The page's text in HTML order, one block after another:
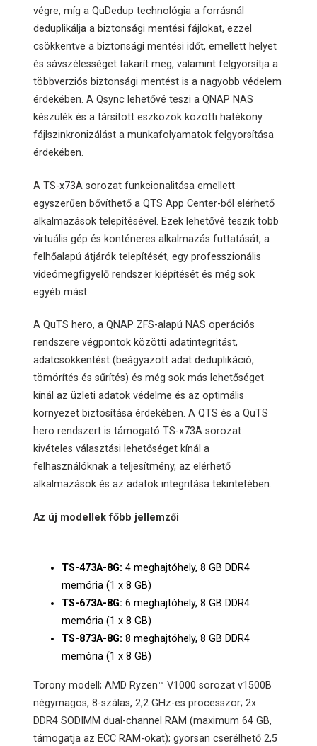
végre, míg a QuDedup technológia a forrásnál
deduplikálja a biztonsági mentési fájlokat, ezzel
csökkentve a biztonsági mentési időt, emellett helyet
és sávszélességet takarít meg, valamint felgyorsítja a
többverziós biztonsági mentést is a nagyobb védelem
érdekében. A Qsync lehetővé teszi a QNAP NAS
készülék és a társított eszközök közötti hatékony
fájlszinkronizálást a munkafolyamatok felgyorsítása
érdekében.
A TS-x73A sorozat funkcionalitása emellett
egyszerűen bővíthető a QTS App Center-ből elérhető
alkalmazások telepítésével. Ezek lehetővé teszik több
virtuális gép és konténeres alkalmazás futtatását, a
felhőalapú átjárók telepítését, egy professzionális
videómegfigyelő rendszer kiépítését és még sok
egyéb mást.
A QuTS hero, a QNAP ZFS-alapú NAS operációs
rendszere végpontok közötti adatintegritást,
adatcsökkentést (beágyazott adat deduplikáció,
tömörítés és sűrítés) és még sok más lehetőséget
kínál az üzleti adatok védelme és az optimális
környezet biztosítása érdekében. A QTS és a QuTS
hero rendszert is támogató TS-x73A sorozat
kivételes választási lehetőséget kínál a
felhasználóknak a teljesítmény, az elérhető
alkalmazások és az adatok integritása tekintetében.
Az új modellek főbb jellemzői
TS-473A-8G: 4 meghajtóhely, 8 GB DDR4
memória (1 x 8 GB)
TS-673A-8G: 6 meghajtóhely, 8 GB DDR4
memória (1 x 8 GB)
TS-873A-8G: 8 meghajtóhely, 8 GB DDR4
memória (1 x 8 GB)
Torony modell; AMD Ryzen™ V1000 sorozat v1500B
négymagos, 8-szálas, 2,2 GHz-es processzor; 2x
DDR4 SODIMM dual-channel RAM (maximum 64 GB,
támogatja az ECC RAM-okat); gyorsan cserélhető 2,5